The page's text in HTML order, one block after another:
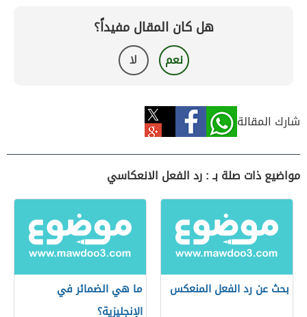
هل كان المقال مفيداً؟
نعم لا
شارك المقالة
مواضيع ذات صلة بـ : رد الفعل الانعكاسي
بحث عن رد الفعل المنعكس
ما هي الضمائر في
الإنجليزية؟